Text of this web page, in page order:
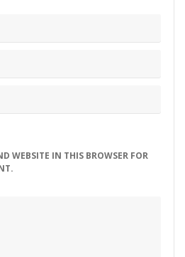
WEBSITE IN THIS BROWSER FOR